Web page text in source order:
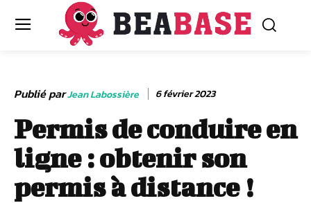
Publié parJean Labossière 6 février 2023
Permis de conduire en
ligne : obtenir son
permis à distance !